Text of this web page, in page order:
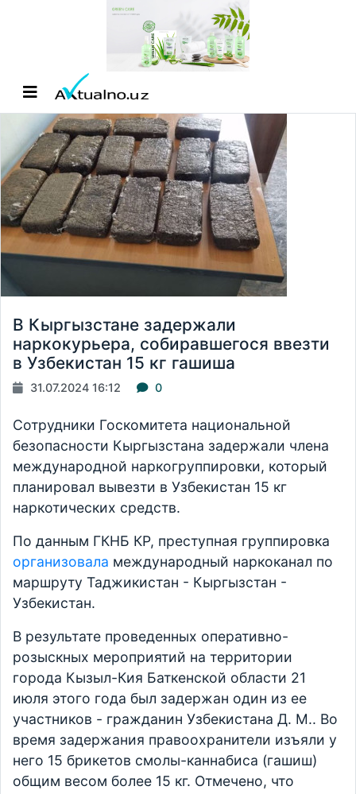
В Кыргызстане задержали
наркокурьера, собиравшегося ввезти
в Узбекистан 15 кг гашиша
31.07.2024 16:12 0
Сотрудники Госкомитета национальной
безопасности Кыргызстана задержали члена
международной наркогруппировки, который
планировал вывезти в Узбекистан 15 кг
наркотических средств.
По данным ГКНБ КР, преступная группировка
организовала международный наркоканал по
маршруту Таджикистан - Кыргызстан -
Узбекистан.
В результате проведенных оперативно-
розыскных мероприятий на территории
города Кызыл-Кия Баткенской области 21
июля этого года был задержан один из ее
участников - гражданин Узбекистана Д. М.. Во
время задержания правоохранители изъяли у
него 15 брикетов смолы-каннабиса (гашиш)
общим весом более 15 кг. Отмечено, что